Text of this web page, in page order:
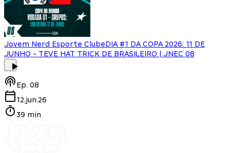
Jovem Nerd Esporte ClubeDIA #1 DA COPA 2026: 11 DE
JUNHO - TEVE HAT TRICK DE BRASILEIRO | JNEC 08
Ep. 08
12.jun.26
39 min